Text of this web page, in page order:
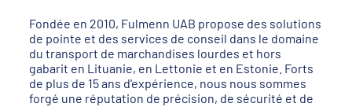
Fondée en 2010, Fulmenn UAB propose des solutions
de pointe et des services de conseil dans le domaine
du transport de marchandises lourdes et hors
gabarit en Lituanie, en Lettonie et en Estonie. Forts
de plus de 15 ans d'expérience, nous nous sommes
forgé une réputation de précision, de sécurité et de